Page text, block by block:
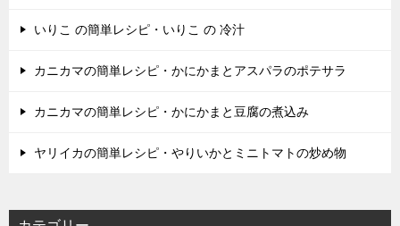
いりこ の簡単レシピ・いりこ の 冷汁
カニカマの簡単レシピ・かにかまとアスパラのポテサラ
カニカマの簡単レシピ・かにかまと豆腐の煮込み
ヤリイカの簡単レシピ・やりいかとミニトマトの炒め物